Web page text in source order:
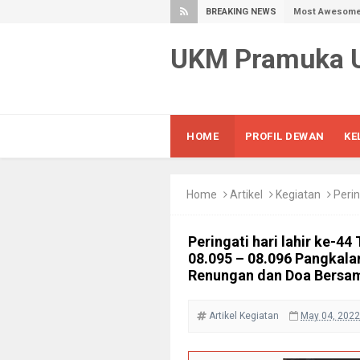
BREAKING NEWS Most
Awesome
Your Own
Hand Crafted
Floating
Apocalyptic
UKM Pramuka
HOME PROFIL DEWAN
Home Artikel Kegiatan Peringati
Peringati hari lahir ke-44
08.095 – 08.096
Renungan dan Doa
Artikel Kegiatan May 04, 2022